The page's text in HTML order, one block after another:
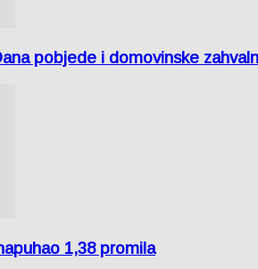
pobjede i domovinske
1,38 promila